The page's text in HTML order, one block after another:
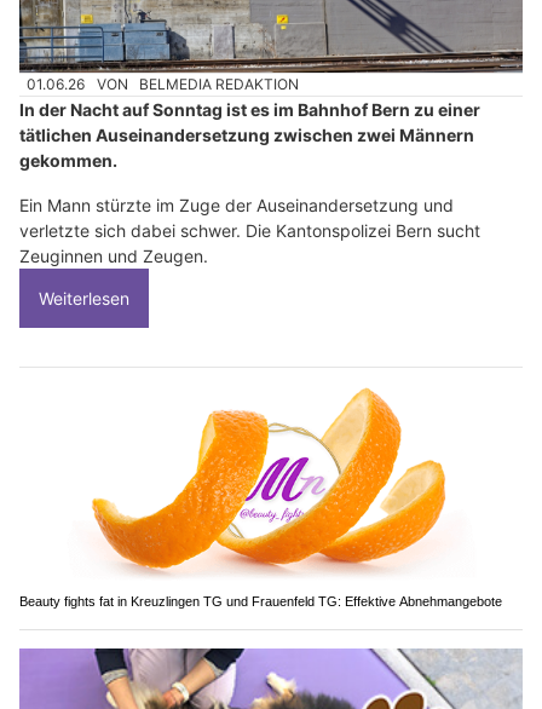
01.06.26 VON BELMEDIA REDAKTION
In der Nacht auf Sonntag ist es im Bahnhof Bern zu einer
tätlichen Auseinandersetzung zwischen zwei Männern
gekommen.
Ein Mann stürzte im Zuge der Auseinandersetzung und
verletzte sich dabei schwer. Die Kantonspolizei Bern sucht
Zeuginnen und Zeugen.
Weiterlesen
Beauty fights fat in Kreuzlingen TG und Frauenfeld TG: Effektive Abnehmangebote